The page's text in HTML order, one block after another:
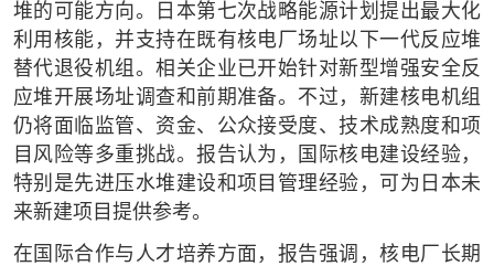
堆的可能方向。日本第七次战略能源计划提出最大化
利用核能，并支持在既有核电厂场址以下一代反应堆
替代退役机组。相关企业已开始针对新型增强安全反
应堆开展场址调查和前期准备。不过，新建核电机组
仍将面临监管、资金、公众接受度、技术成熟度和项
目风险等多重挑战。报告认为，国际核电建设经验，
特别是先进压水堆建设和项目管理经验，可为日本未
来新建项目提供参考。
在国际合作与人才培养方面，报告强调，核电厂长期